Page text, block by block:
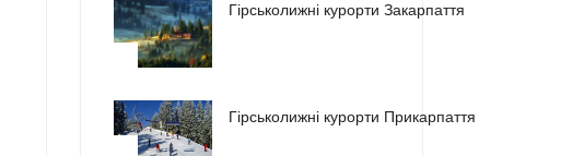
Гірськолижні курорти Закарпаття
Гірськолижні курорти Прикарпаття